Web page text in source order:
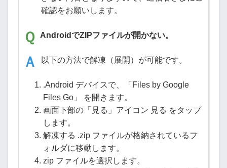
確認をお願いします。
AndroidでZIPファイルが開かない。
以下の方法で解凍（展開）が可能です。
.Android デバイスで、「Files by Google
Files Go」 を開きます。
画面下部の「見る」アイコン 見る をタップ
します。
解凍する .zip ファイルが格納されているフ
ォルダに移動します。
zip ファイルを選択します。